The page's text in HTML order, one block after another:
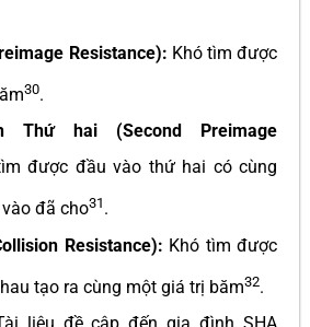
Resistance): Khó tìm được
30.
Thứ hai (Second Preimage
được đầu vào thứ hai có cùng
đã cho31 .
Resistance): Khó tìm được
tạo ra cùng một giá trị băm32.